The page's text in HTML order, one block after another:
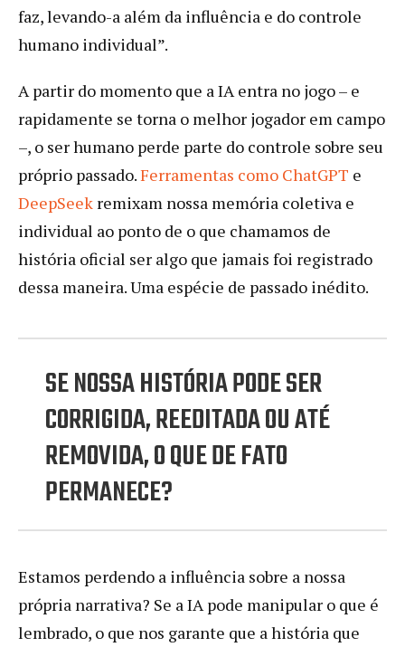
faz, levando-a além da influência e do controle
humano individual”.
A partir do momento que a IA entra no jogo – e
rapidamente se torna o melhor jogador em campo
–, o ser humano perde parte do controle sobre seu
próprio passado.Ferramentas como ChatGPT e
DeepSeek remixam nossa memória coletiva e
individual ao ponto de o que chamamos de
história oficial ser algo que jamais foi registrado
dessa maneira. Uma espécie de passado inédito.
SE NOSSA HISTÓRIA PODE SER
CORRIGIDA, REEDITADA OU ATÉ
REMOVIDA, O QUE DE FATO
PERMANECE?
Estamos perdendo a influência sobre a nossa
própria narrativa? Se a IA pode manipular o que é
lembrado, o que nos garante que a história que